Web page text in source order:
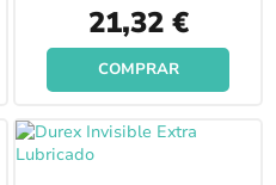
Special
Price
21,32 €
COMPRAR